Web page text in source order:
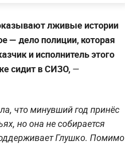
лживые истории
— дело полиции, которая
и исполнитель этого
сидит в СИЗО, —
что минувший год принёс
но она не собирается
Глушко. Помимо